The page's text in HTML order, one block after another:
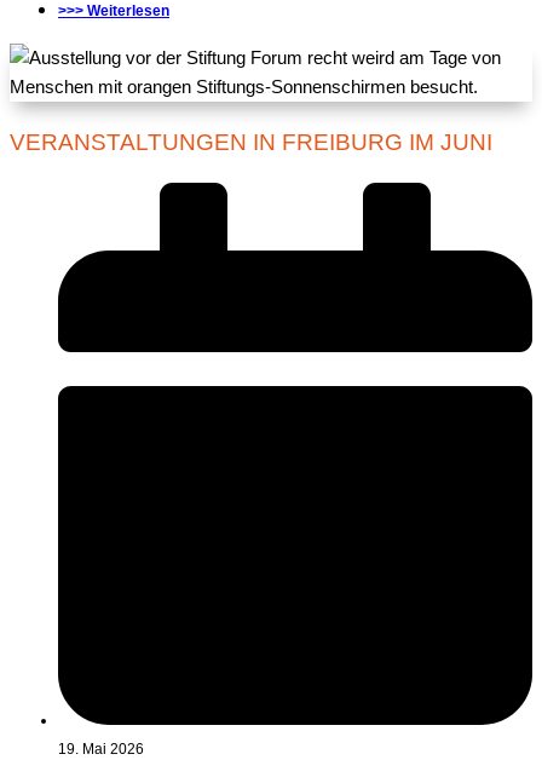
>>> Weiterlesen
VERANSTALTUNGEN IN FREIBURG IM JUNI
19. Mai 2026